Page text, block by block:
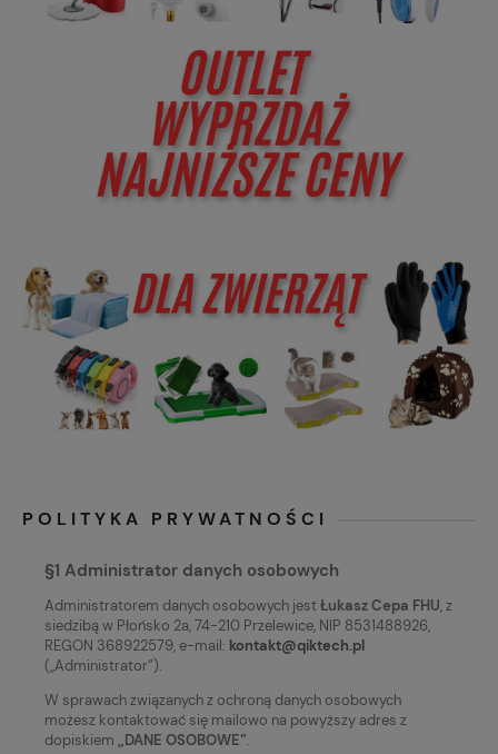
POLITYKA PRYWATNOŚCI
§1 Administrator danych osobowych
Administratorem danych osobowych jestŁukasz Cepa FHU, z
siedzibą w Płońsko 2a, 74-210 Przelewice, NIP 8531488926,
REGON 368922579, e-mail: kontakt@qiktech.pl
(„Administrator”).
W sprawach związanych z ochroną danych osobowych
możesz kontaktować się mailowo na powyższy adres z
dopiskiem „DANE OSOBOWE”.